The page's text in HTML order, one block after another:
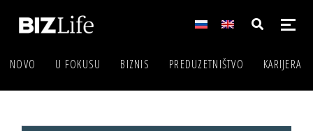
NOVO U FOKUSU BIZNIS PREDUZETNIŠTVO KARIJERA